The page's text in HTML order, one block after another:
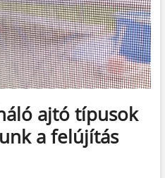
ajtó típusok
a felújítás